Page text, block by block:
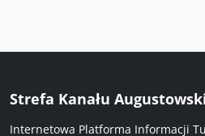
Strefa Kanału
Internetowa Platforma Informacji